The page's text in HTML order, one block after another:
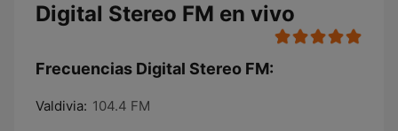
Digital Stereo FM en vivo
Frecuencias Digital Stereo FM:
Valdivia: 104.4 FM